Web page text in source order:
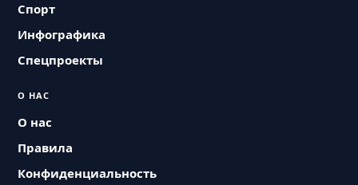
Спорт
Инфографика
Спецпроекты
О НАС
О нас
Правила
Конфиденциальность